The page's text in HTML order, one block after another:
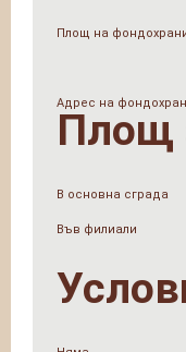
Площ на
Адрес на
Площ
В основна сграда
Във филиали